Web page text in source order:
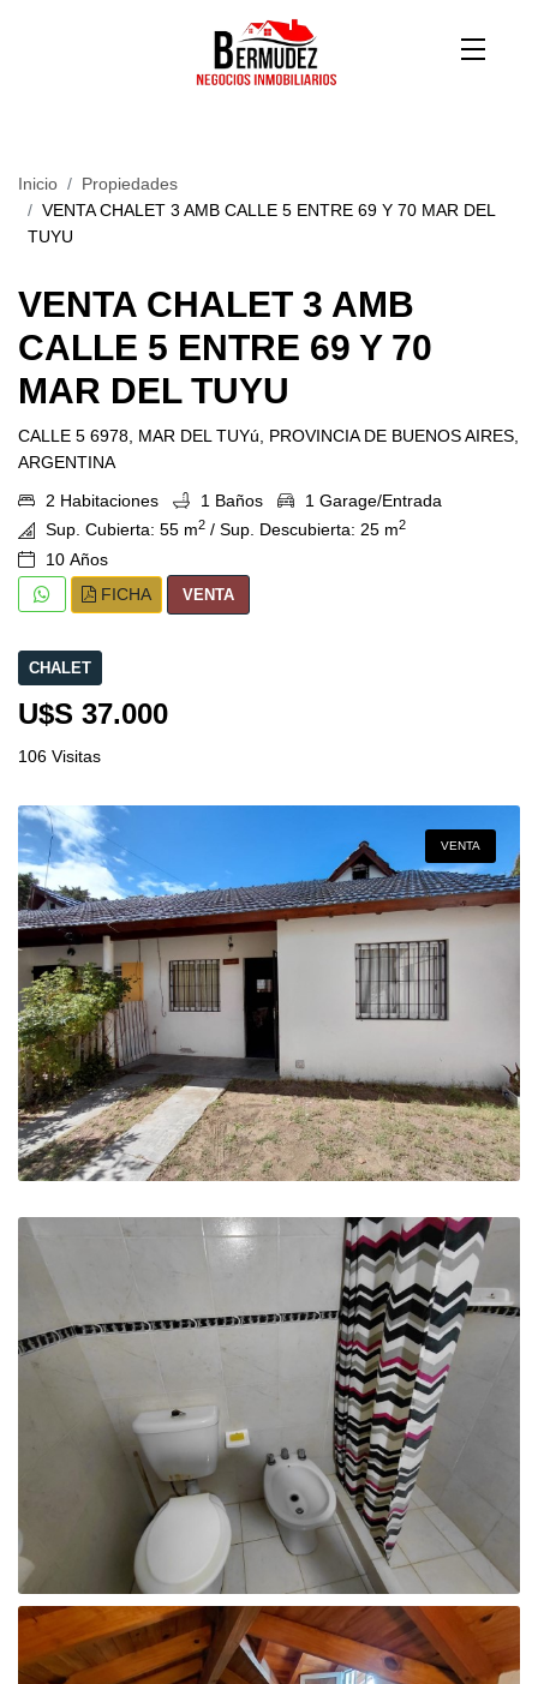
Inicio
Propiedades
VENTA CHALET 3 AMB CALLE 5 ENTRE 69 Y 70 MAR DEL
TUYU
VENTA CHALET 3 AMB
CALLE 5 ENTRE 69 Y 70
MAR DEL TUYU
CALLE 5 6978, MAR DEL TUYú, PROVINCIA DE BUENOS AIRES,
ARGENTINA
2 Habitaciones
1 Baños
1 Garage/Entrada
Sup. Cubierta: 55 m2 / Sup. Descubierta: 25 m2
10 Años
FICHA
VENTA
CHALET
U$S 37.000
106 Visitas
VENTA